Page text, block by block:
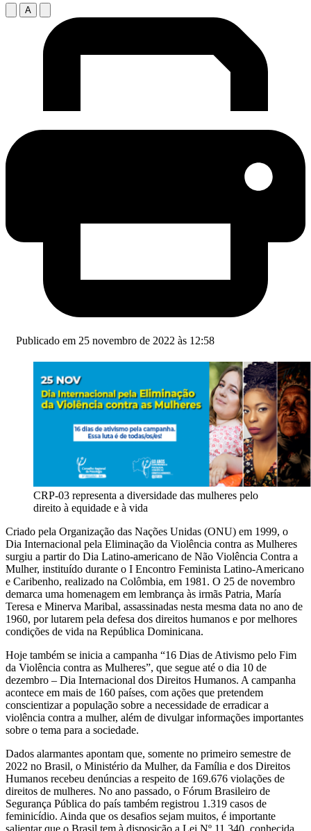
A
Publicado em 25 novembro de 2022 às 12:58
CRP-03 representa a diversidade das mulheres pelo
direito à equidade e à vida
Criado pela Organização das Nações Unidas (ONU) em 1999, o
Dia Internacional pela Eliminação da Violência contra as Mulheres
surgiu a partir do Dia Latino-americano de Não Violência Contra a
Mulher, instituído durante o I Encontro Feminista Latino-Americano
e Caribenho, realizado na Colômbia, em 1981. O 25 de novembro
demarca uma homenagem em lembrança às irmãs Patria, María
Teresa e Minerva Maribal, assassinadas nesta mesma data no ano de
1960, por lutarem pela defesa dos direitos humanos e por melhores
condições de vida na República Dominicana.
Hoje também se inicia a campanha “16 Dias de Ativismo pelo Fim
da Violência contra as Mulheres”, que segue até o dia 10 de
dezembro – Dia Internacional dos Direitos Humanos. A campanha
acontece em mais de 160 países, com ações que pretendem
conscientizar a população sobre a necessidade de erradicar a
violência contra a mulher, além de divulgar informações importantes
sobre o tema para a sociedade.
Dados alarmantes apontam que, somente no primeiro semestre de
2022 no Brasil, o Ministério da Mulher, da Família e dos Direitos
Humanos recebeu denúncias a respeito de 169.676 violações de
direitos de mulheres. No ano passado, o Fórum Brasileiro de
Segurança Pública do país também registrou 1.319 casos de
feminicídio. Ainda que os desafios sejam muitos, é importante